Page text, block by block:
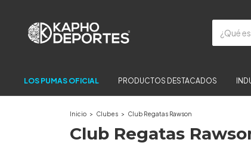
LOS PUMAS OFICIAL PRODUCTOS DESTACADOS
Inicio > Clubes > Club Regatas Rawson
Club Regatas